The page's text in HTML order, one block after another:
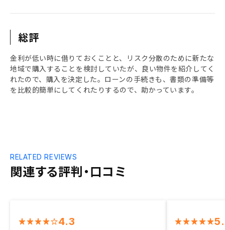
総評
金利が低い時に借りておくことと、リスク分散のために新たな
地域で購入することを検討していたが、良い物件を紹介してく
れたので、購入を決定した。ローンの手続きも、書類の準備等
を比較的簡単にしてくれたりするので、助かっています。
関連する評判・口コミ
RELATED REVIEWS
4.3